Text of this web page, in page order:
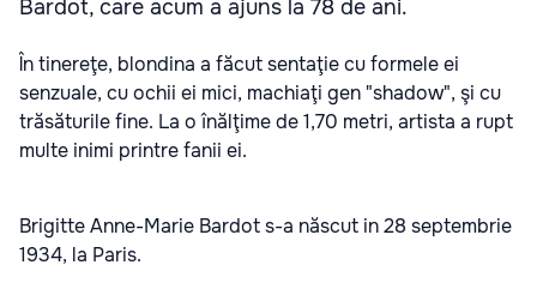
Bardot, care acum a ajuns la 78 de ani.
În tinereţe, blondina a făcut sentaţie cu formele ei
senzuale, cu ochii ei mici, machiaţi gen "shadow", şi cu
trăsăturile fine. La o înălţime de 1,70 metri, artista a rupt
multe inimi printre fanii ei.
Brigitte Anne-Marie Bardot s-a născut in 28 septembrie
1934, la Paris.